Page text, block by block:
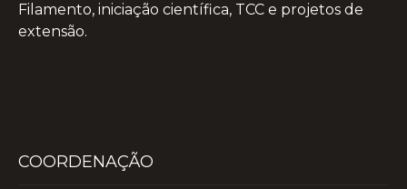
Filamento, iniciação científica, TCC e projetos de
extensão.
COORDENAÇÃO